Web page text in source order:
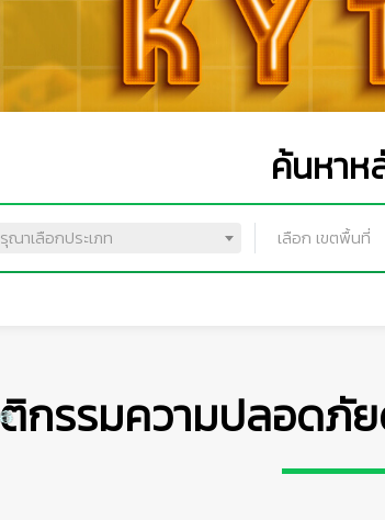
ค้นหา
ณาเลือกประเภท เลือก เขตพื้นที่
รรมความปลอดภัย